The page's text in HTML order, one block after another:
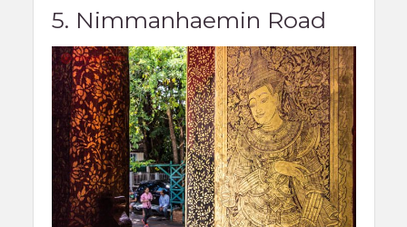
5. Nimmanhaemin Road